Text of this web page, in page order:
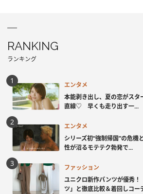
RANKING
ランキング
エンタメ
本能剥き出し、夏の恋がス
直線♡ 早くも走り出す一...
エンタメ
シリーズ初“強制帰国”の危
性が沼るモテテク勃発で...
ファッション
ユニクロ新作パンツが優秀
ツ」と徹底比較＆着回しコー